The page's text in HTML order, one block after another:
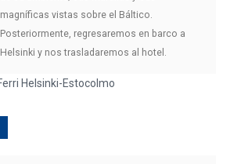
magníficas vistas sobre el Báltico.
Posteriormente, regresaremos en barco a
Helsinki y nos trasladaremos al hotel.